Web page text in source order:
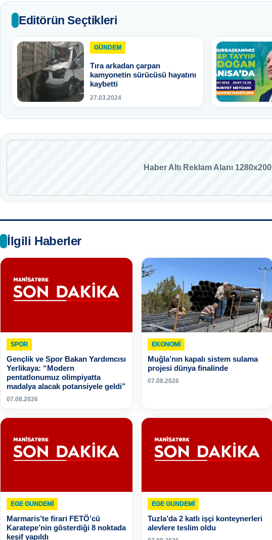
Editörün Seçtikleri
GÜNDEM
Tıra arkadan çarpan
kamyonetin sürücüsü hayatını
kaybetti
27.03.2024
Haber Altı Reklam Alanı 1280x200
İlgili Haberler
SPOR
Gençlik ve Spor Bakan Yardımcısı
Yerlikaya: “Modern
pentatlonumuz olimpiyatta
madalya alacak potansiyele geldi”
07.08.2026
EKONOMI
Muğla’nın kapalı sistem sulama
projesi dünya finalinde
07.08.2026
EGE GUNDEMİ
Marmaris’te firari FETÖ’cü
Karatepe’nin gösterdiği 8 noktada
keşif yapıldı
EGE GUNDEMİ
Tuzla’da 2 katlı işçi konteynerleri
alevlere teslim oldu